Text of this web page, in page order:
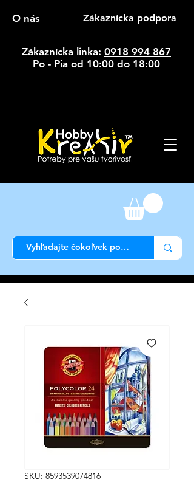
O nás Zákaznícka podpora
Zákaznícka linka: 0918 994 867
Po - Pia od 10:00 do 18:00
SKU: 8593539074816